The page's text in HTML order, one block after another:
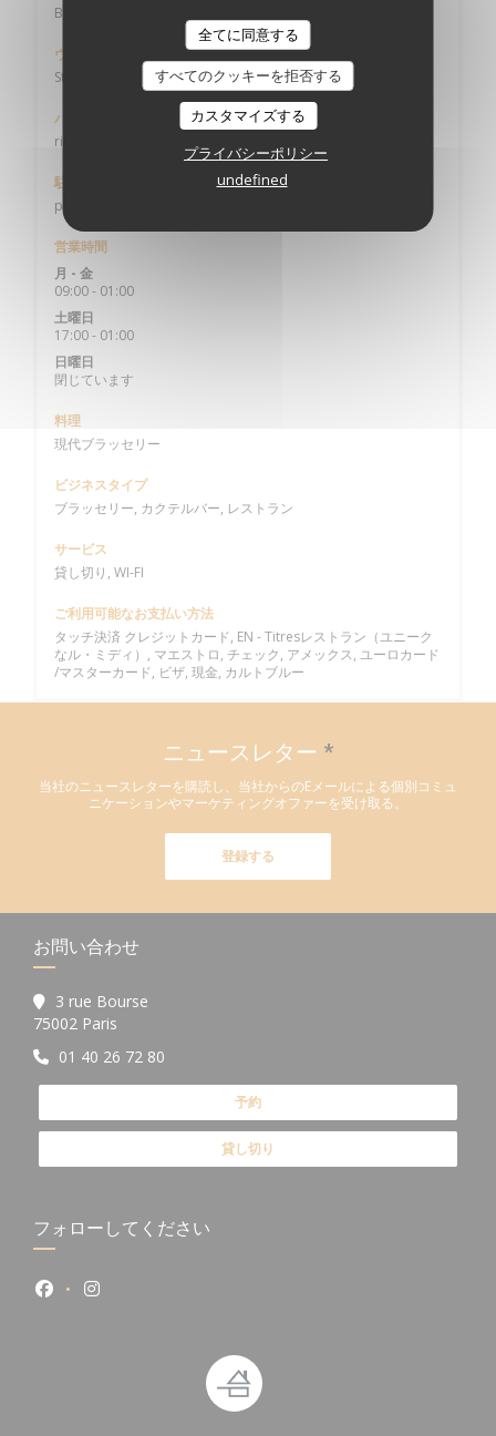
全てに同意する
すべてのクッキーを拒否する
カスタマイズする
プライバシーポリシー
undefined
Bourse
ヴェリブ
Station n° 2009 1 RUE DES FILLES SAINT THOMAS
バス
richelieu-Drouot / 4 septembre
駐車場
parking Vinci de la bourse
営業時間
月 - 金
09:00 - 01:00
土曜日
17:00 - 01:00
日曜日
閉じています
料理
現代ブラッセリー
ビジネスタイプ
ブラッセリー, カクテルバー, レストラン
サービス
貸し切り, WI-FI
ご利用可能なお支払い方法
タッチ決済 クレジットカード, EN - Titresレストラン（ユニーク
なル・ミディ）, マエストロ, チェック, アメックス, ユーロカード
/マスターカード, ビザ, 現金, カルトブルー
ニュースレター *
当社のニュースレターを購読し、当社からのEメールによる個別コミュ
ニケーションやマーケティングオファーを受け取る。
登録する
お問い合わせ
3 rue Bourse
75002 Paris
01 40 26 72 80
予約
貸し切り
フォローしてください
Facebook ((新しいウィンドウで開きます))
Instagram ((新しいウィンドウで開きます))